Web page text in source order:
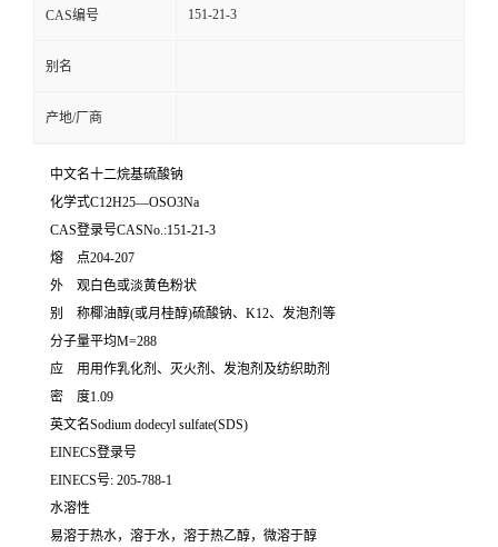
CAS编号 151-21-3
别名
产地/厂商
中文名十二烷基硫酸钠
化学式C12H25―OSO3Na
CAS登录号CASNo.:151-21-3
熔 点204-207
外 观白色或淡黄色粉状
别 称椰油醇(或月桂醇)硫酸钠、K12、发泡剂等
分子量平均M=288
应 用用作乳化剂、灭火剂、发泡剂及纺织助剂
密 度1.09
英文名Sodium dodecyl sulfate(SDS)
EINECS登录号
EINECS号: 205-788-1
水溶性
易溶于热水，溶于水，溶于热乙醇，微溶于醇